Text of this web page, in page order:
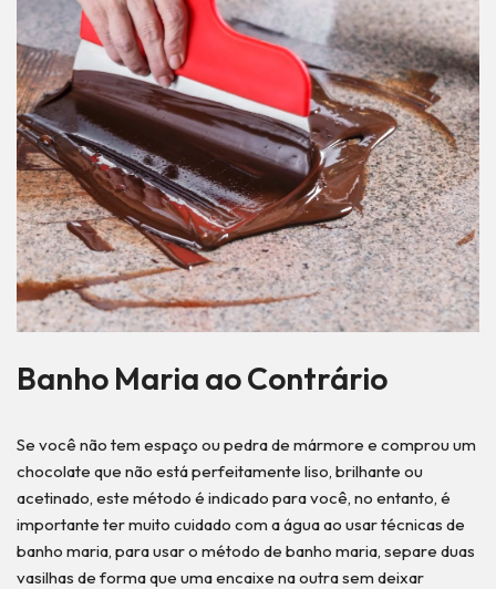
Banho Maria ao Contrário
Se você não tem espaço ou pedra de mármore e comprou um
chocolate que não está perfeitamente liso, brilhante ou
acetinado, este método é indicado para você, no entanto, é
importante ter muito cuidado com a água ao usar técnicas de
banho maria, para usar o método de banho maria, separe duas
vasilhas de forma que uma encaixe na outra sem deixar